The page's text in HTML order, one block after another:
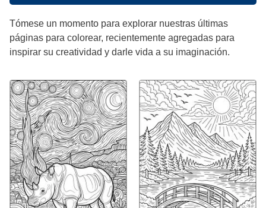
Tómese un momento para explorar nuestras últimas
páginas para colorear, recientemente agregadas para
inspirar su creatividad y darle vida a su imaginación.